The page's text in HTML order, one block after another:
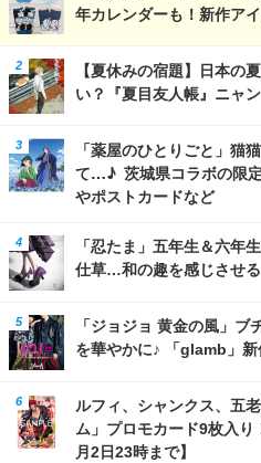
年カレンダーも！新作ア
【夏休みの宿題】日本の
い？『夏目友人帳』ニャ
「薬屋のひとりごと」猫
て…♪ 茨城県コラボの限
やポストカードなど
「忍たま」五年生＆六年
仕草…和の趣を感じさせ
「ジョジョ 黄金の風」
を華やかに♪ 「glamb」
ルフィ、シャンクス、五
ム」プロモカード9枚入
月2日23時まで】